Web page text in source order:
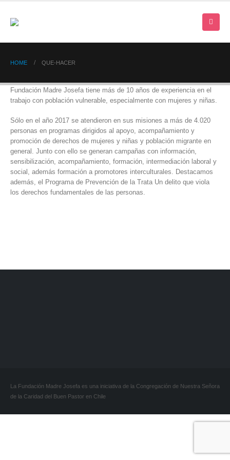
HOME QUE-HACER
Fundación Madre Josefa tiene más de 10 años de experiencia en el
trabajo con población vulnerable, especialmente con mujeres y niñas.
Sólo en el año 2017 se atendieron en sus misiones a más de 4.020
personas en programas dirigidos al apoyo, acompañamiento y
promoción de derechos de mujeres y niñas y población migrante en
general. Junto con ello se generan campañas con información,
sensibilización, acompañamiento, formación, intermediación laboral y
social, además formación a promotores interculturales. Destacamos
además, el Programa de Prevención de la Trata Un delito que viola
los derechos fundamentales de las personas.
La Fundación Madre Josefa es una iniciativa de la Congregación de Nuestra Señora
de la Caridad del Buen Pastor en Chile